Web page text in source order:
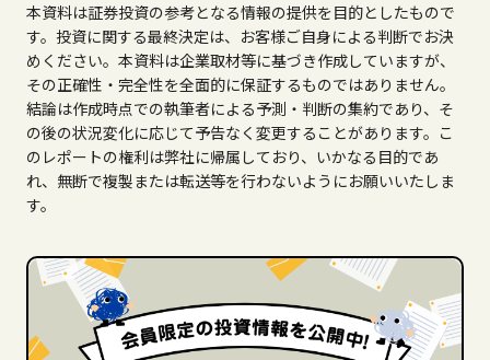
本資料は証券投資の参考となる情報の提供を目的としたもので
す。投資に関する最終決定は、お客様ご自身による判断でお決
めください。本資料は企業取材等に基づき作成していますが、
その正確性・完全性を全面的に保証するものではありません。
結論は作成時点での執筆者による予測・判断の集約であり、そ
の後の状況変化に応じて予告なく変更することがあります。こ
のレポートの権利は弊社に帰属しており、いかなる目的であ
れ、無断で複製または転送等を行わないようにお願いいたしま
す。